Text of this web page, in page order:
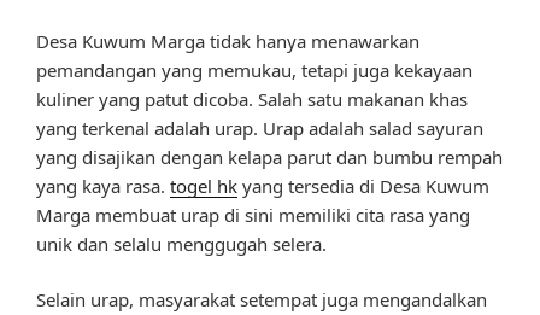
Desa Kuwum Marga tidak hanya menawarkan
pemandangan yang memukau, tetapi juga kekayaan
kuliner yang patut dicoba. Salah satu makanan khas
yang terkenal adalah urap. Urap adalah salad sayuran
yang disajikan dengan kelapa parut dan bumbu rempah
yang kaya rasa. togel hk yang tersedia di Desa Kuwum
Marga membuat urap di sini memiliki cita rasa yang
unik dan selalu menggugah selera.
Selain urap, masyarakat setempat juga mengandalkan